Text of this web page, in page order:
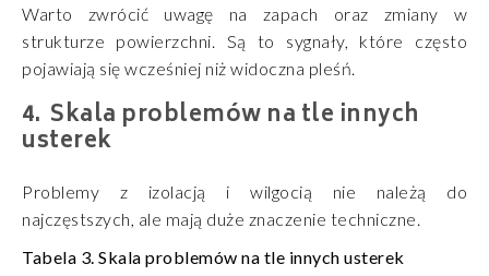
Warto zwrócić uwagę na zapach oraz zmiany w
strukturze powierzchni. Są to sygnały, które często
pojawiają się wcześniej niż widoczna pleśń.
Skala problemów na tle innych
usterek
Problemy z izolacją i wilgocią nie należą do
najczęstszych, ale mają duże znaczenie techniczne.
Tabela 3. Skala problemów na tle innych usterek